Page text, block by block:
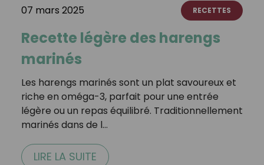
07 mars 2025 RECETTES
Recette légère des harengs
marinés
Les harengs marinés sont un plat savoureux et
riche en oméga-3, parfait pour une entrée
légère ou un repas équilibré. Traditionnellement
marinés dans de l…
LIRE LA SUITE